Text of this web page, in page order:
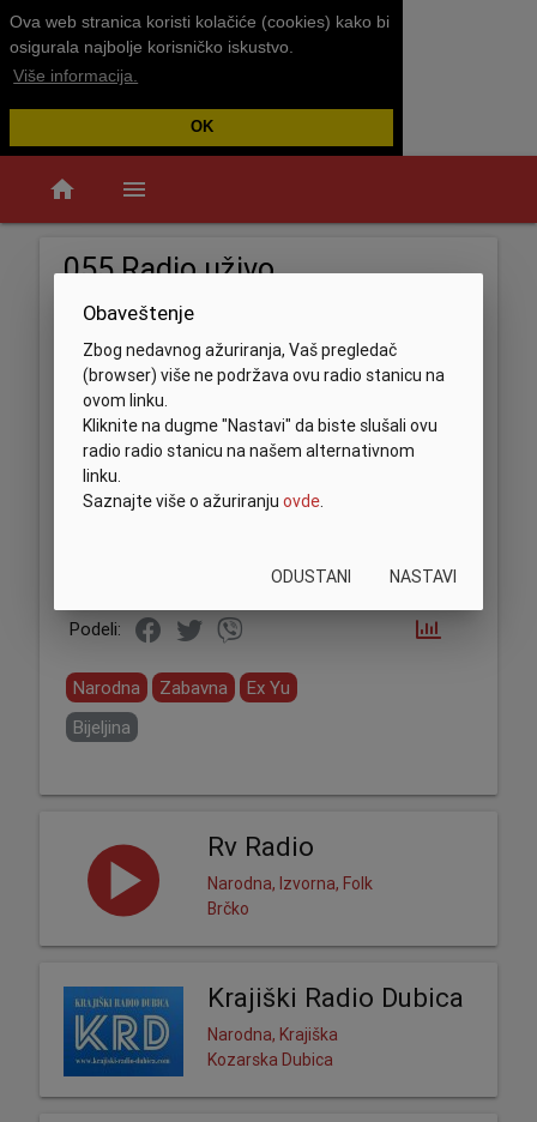
Ova web stranica koristi kolačiće (cookies) kako bi
osigurala najbolje korisničko iskustvo.
Više informacija.
OK
home menu
055 Radio uživo
Podeli:
Obaveštenje
Zbog nedavnog ažuriranja, Vaš pregledač
(browser) više ne podržava ovu radio stanicu na
ovom linku.
Kliknite na dugme "Nastavi" da biste slušali ovu
radio radio stanicu na našem alternativnom
linku.
Saznajte više o ažuriranju ovde.
ODUSTANI NASTAVI
Narodna Zabavna
Ex Yu
Bijeljina
Rv Radio
Narodna, Izvorna, Folk
Brčko
Krajiški Radio Dubica
Narodna, Krajiška
Kozarska Dubica